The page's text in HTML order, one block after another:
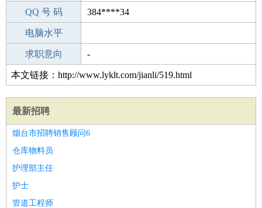
手机号码 195****6897
QQ 号 码 384****34
微信号码
电脑水平
外语水平
求职意向 -
本文链接：http://www.lyklt.com/jianli/519.html
最新招聘
烟台市招聘销售顾问6
仓库物料员
护理部主任
护士
管道工程师